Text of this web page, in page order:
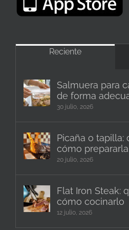
Reciente
Salmuera para
de forma
30 julio, 2026
Picaña o tapilla:
cómo prepararla
20 julio, 2026
Flat Iron Steak:
cómo cocinarlo
12 julio, 2026